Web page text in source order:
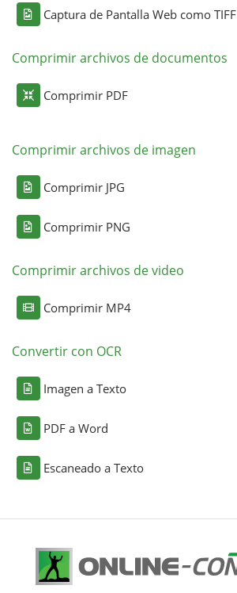
Captura de Pantalla Web como TIFF
Comprimir archivos de documentos
Comprimir PDF
Comprimir archivos de imagen
Comprimir JPG
Comprimir PNG
Comprimir archivos de video
Comprimir MP4
Convertir con OCR
Imagen a Texto
PDF a Word
Escaneado a Texto